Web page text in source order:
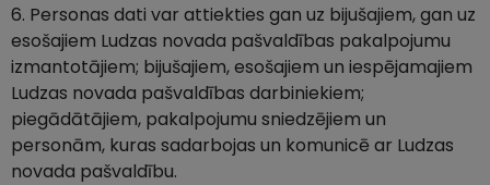
6. Personas dati var attiekties gan uz bijušajiem, gan uz
esošajiem Ludzas novada pašvaldības pakalpojumu
izmantotājiem; bijušajiem, esošajiem un iespējamajiem
Ludzas novada pašvaldības darbiniekiem;
piegādātājiem, pakalpojumu sniedzējiem un
personām, kuras sadarbojas un komunicē ar Ludzas
novada pašvaldību.